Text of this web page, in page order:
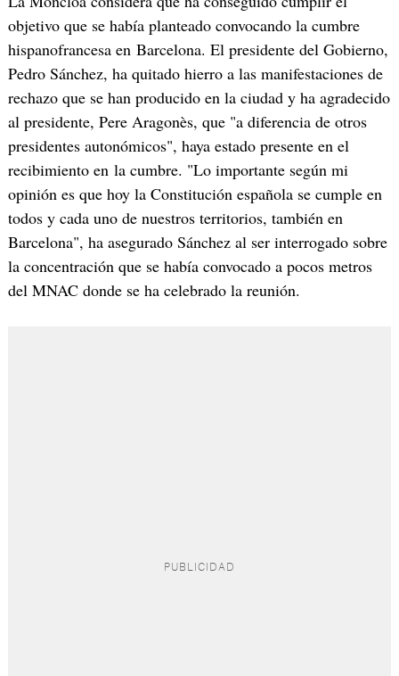
objetivo que se había planteado convocando la cumbre
hispanofrancesa en Barcelona. El presidente del Gobierno,
Pedro Sánchez, ha quitado hierro a las manifestaciones de
rechazo que se han producido en la ciudad y ha agradecido
al presidente, Pere Aragonès, que "a diferencia de otros
presidentes autonómicos", haya estado presente en el
recibimiento en la cumbre. "Lo importante según mi
opinión es que hoy la Constitución española se cumple en
todos y cada uno de nuestros territorios, también en
Barcelona", ha asegurado Sánchez al ser interrogado sobre
la concentración que se había convocado a pocos metros
del MNAC donde se ha celebrado la reunión.